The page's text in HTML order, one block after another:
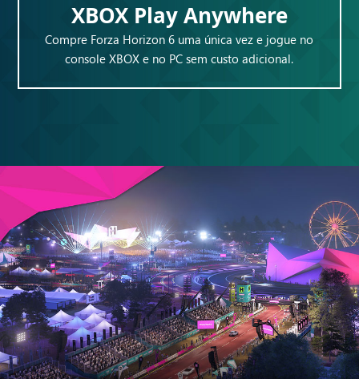
XBOX Play Anywhere
Compre Forza Horizon 6 uma única vez e jogue no
console XBOX e no PC sem custo adicional.